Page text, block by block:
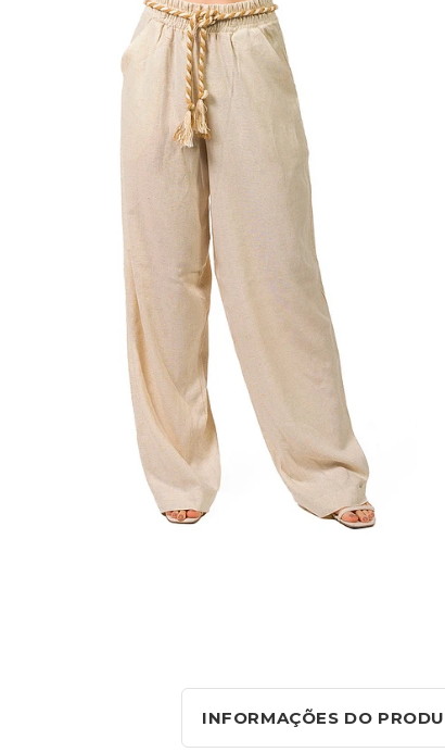
INFORMAÇÕES DO